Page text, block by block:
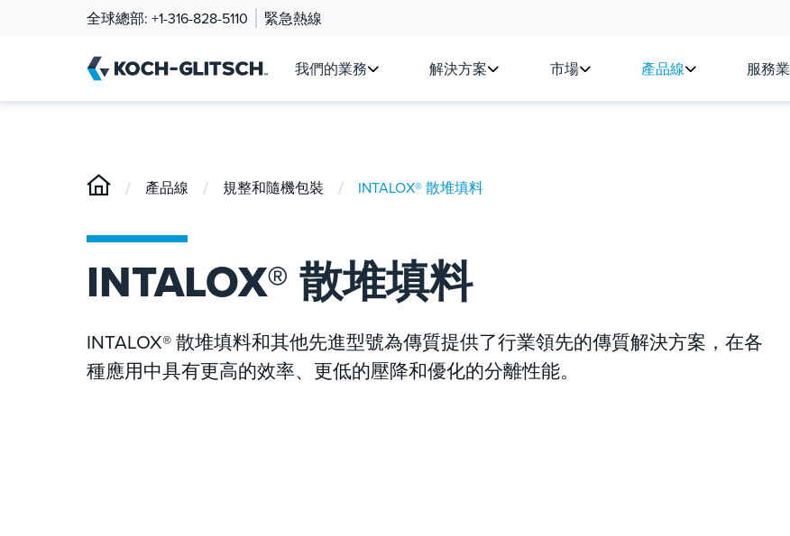
全球總部: +1-316-828-5110 緊急熱線
我們的業務 解決方案 市場 產品線 服務業
/ 產品線 / 規整和隨機包裝 / INTALOX® 散堆填料
INTALOX® 散堆填料
INTALOX® 散堆填料和其他先進型號為傳質提供了行業領先的傳質解決方案，在各
種應用中具有更高的效率、更低的壓降和優化的分離性能。